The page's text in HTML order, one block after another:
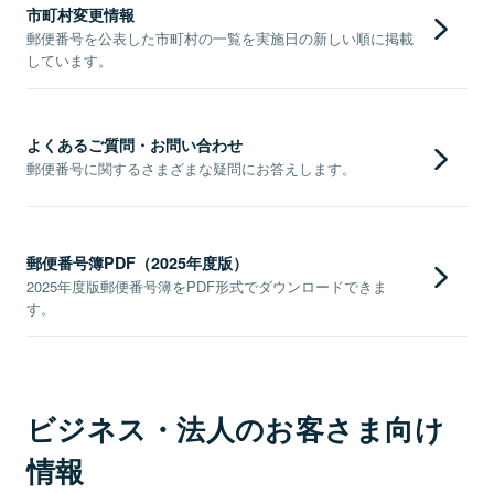
市町村変更情報
郵便番号を公表した市町村の一覧を実施日の新しい順に掲載
しています。
よくあるご質問・お問い合わせ
郵便番号に関するさまざまな疑問にお答えします。
郵便番号簿PDF（2025年度版）
2025年度版郵便番号簿をPDF形式でダウンロードできま
す。
ビジネス・法人のお客さま向け
情報